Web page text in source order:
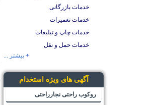
خدمات بازرگانی
خدمات تعمیرات
خدمات چاپ و تبلیغات
خدمات حمل و نقل
+ بیشتر ...
آگهی های ویژه استخدام
روکوب راحتی نجارراحتی